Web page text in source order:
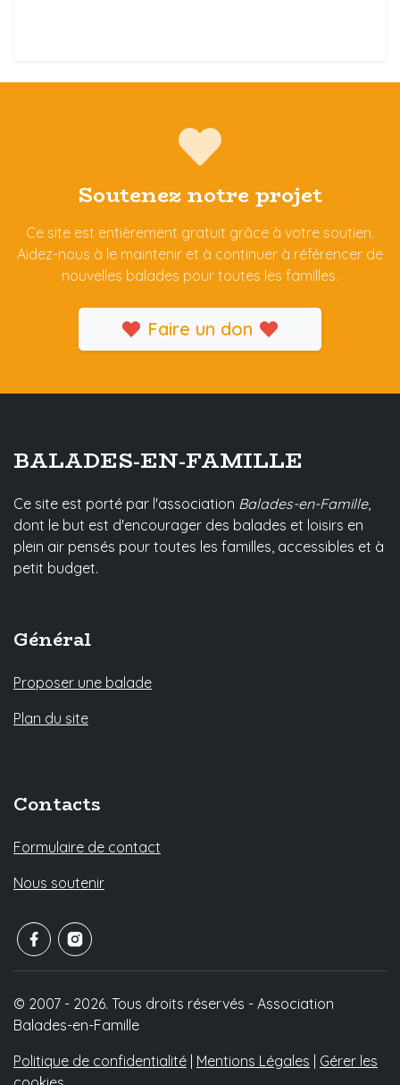
Soutenez notre projet
Ce site est entièrement gratuit grâce à votre soutien.
Aidez-nous à le maintenir et à continuer à référencer de
nouvelles balades pour toutes les familles.
Faire un don
BALADES-EN-FAMILLE
Ce site est porté par l'association Balades-en-Famille,
dont le but est d'encourager des balades et loisirs en
plein air pensés pour toutes les familles, accessibles et à
petit budget.
Général
Proposer une balade
Plan du site
Contacts
Formulaire de contact
Nous soutenir
© 2007 - 2026. Tous droits réservés - Association
Balades-en-Famille
Politique de confidentialité Mentions Légales
Gérer les